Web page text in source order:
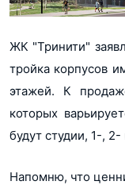
ЖК "Тринити"
тройка корпусов
этажей. К
которых
будут студии, 1-,
Напомню, что